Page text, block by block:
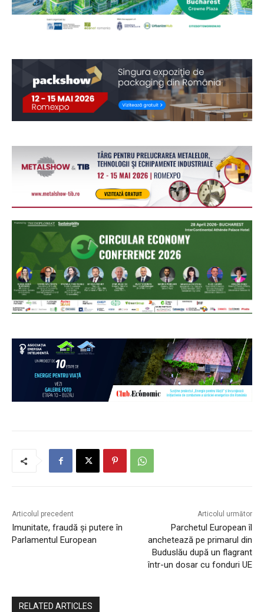
Articolul precedent
Imunitate, fraudă și putere în
Parlamentul European
Articolul următor
Parchetul European îl
anchetează pe primarul din
Buduslău după un flagrant
într-un dosar cu fonduri UE
RELATED ARTICLES